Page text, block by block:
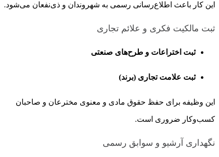
این کار باعث اطلاع‌رسانی رسمی به شهروندان و ذی‌نفعان می‌شود.
ثبت مالکیت فکری و علائم تجاری
ثبت اختراعات و طرح‌های صنعتی
ثبت علامت تجاری (برند)
این وظیفه برای حفظ حقوق مادی و معنوی مخترعان و صاحبان
کسب‌وکار ضروری است.
نگهداری آرشیو و سوابق رسمی